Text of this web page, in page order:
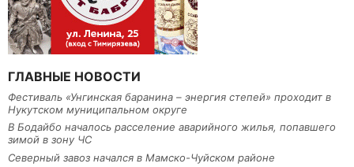
ГЛАВНЫЕ НОВОСТИ
Фестиваль «Унгинская баранина – энергия степей» проходит в
Нукутском муниципальном округе
В Бодайбо началось расселение аварийного жилья, попавшего
зимой в зону ЧС
Северный завоз начался в Мамско-Чуйском районе